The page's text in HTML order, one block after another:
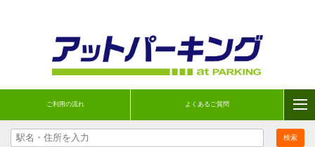
ご利用の流れ よくあるご質問